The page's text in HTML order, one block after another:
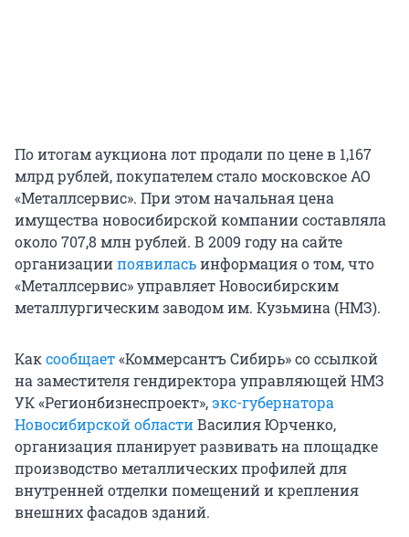
По итогам аукциона лот продали по цене в 1,167
млрд рублей, покупателем стало московское АО
«Металлсервис». При этом начальная цена
имущества новосибирской компании составляла
около 707,8 млн рублей. В 2009 году на сайте
организациипоявиласьинформация о том, что
«Металлсервис» управляет Новосибирским
металлургическим заводом им. Кузьмина (НМЗ).
Каксообщает«Коммерсантъ Сибирь» со ссылкой
на заместителя гендиректора управляющей НМЗ
УК «Регионбизнеспроект»,экс-губернатора
Новосибирской областиВасилия Юрченко,
организация планирует развивать на площадке
производство металлических профилей для
внутренней отделки помещений и крепления
внешних фасадов зданий.